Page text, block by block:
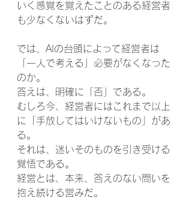
いく感覚を覚えたことのある経営者
も少なくないはずだ。
では、AIの台頭によって経営者は
「一人で考える」必要がなくなった
のか。
答えは、明確に「否」である。
むしろ今、経営者にはこれまで以上
に「手放してはいけないもの」があ
る。
それは、迷いそのものを引き受ける
覚悟である。
経営とは、本来、答えのない問いを
抱え続ける営みだ。